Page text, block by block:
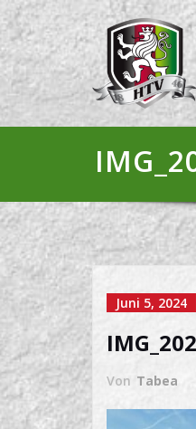
Juni 5, 2024
Von Tabea